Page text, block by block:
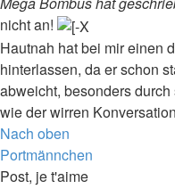
nicht an!
Hautnah hat bei mir einen
hinterlassen, da er schon
abweicht, besonders
wie der wirren
Nach oben
Portmännchen
Post, je t'aime